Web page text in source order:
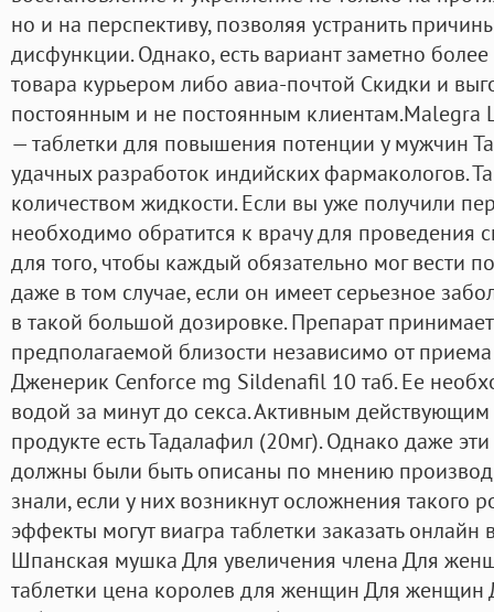
но и на перспективу, позволяя устранить
дисфункции. Однако, есть вариант заметно
товара курьером либо авиа-почтой Скидки и
постоянным и не постоянным клиентам.Malegra
— таблетки для повышения потенции у мужчин
удачных разработок индийских фармакологов.
количеством жидкости. Если вы уже получили
необходимо обратится к врачу для проведения
для того, чтобы каждый обязательно мог вести
даже в том случае, если он имеет серьезное
в такой большой дозировке. Препарат
предполагаемой близости независимо от
Дженерик Cenforce mg Sildenafil 10 таб. Ее
водой за минут до секса. Активным
продукте есть Тадалафил (20мг). Однако даже
должны были быть описаны по мнению
знали, если у них возникнут осложнения такого
эффекты могут виагра таблетки заказать
Шпанская мушка Для увеличения члена Для
таблетки цена королев для женщин Для женщин